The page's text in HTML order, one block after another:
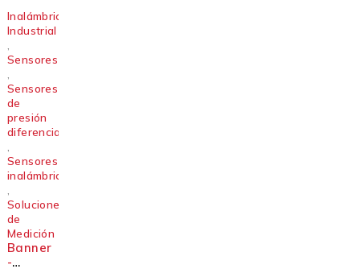
Inalámbrico
Industrial
Sensores
Sensores
de
presión
diferencial
Sensores
inalámbricos
Soluciones
de
Medición
Banner
-